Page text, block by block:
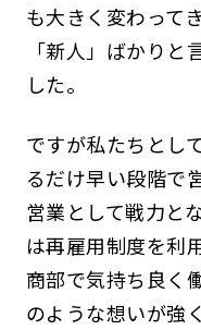
も大きく変わって
「新人」ばかりと
した。
ですが私たちとし
るだけ早い段階で
営業として戦力と
は再雇用制度を利
商部で気持ち良く
のような想いが強